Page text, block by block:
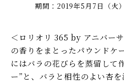
期間：2019年5月7日（火
＜ロリオリ 365 by アニバー
の香りをまとったパウンドケ
にはバラの花びらを蒸留して
ー”と、バラと相性のよい杏